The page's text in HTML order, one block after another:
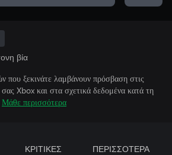
βία
που ξεκινάτε λαμβάνουν πρόσβαση στις
Xbox και στα σχετικά δεδομένα κατά τη
Μάθε περισσότερα
ΚΡΙΤΙΚΕΣ ΠΕΡΙΣΣΟΤΕΡΑ